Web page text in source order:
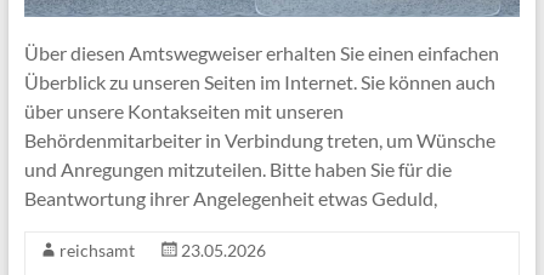
Über diesen Amtswegweiser erhalten Sie einen einfachen
Überblick zu unseren Seiten im Internet. Sie können auch
über unsere Kontakseiten mit unseren
Behördenmitarbeiter in Verbindung treten, um Wünsche
und Anregungen mitzuteilen. Bitte haben Sie für die
Beantwortung ihrer Angelegenheit etwas Geduld,
reichsamt
23.05.2026